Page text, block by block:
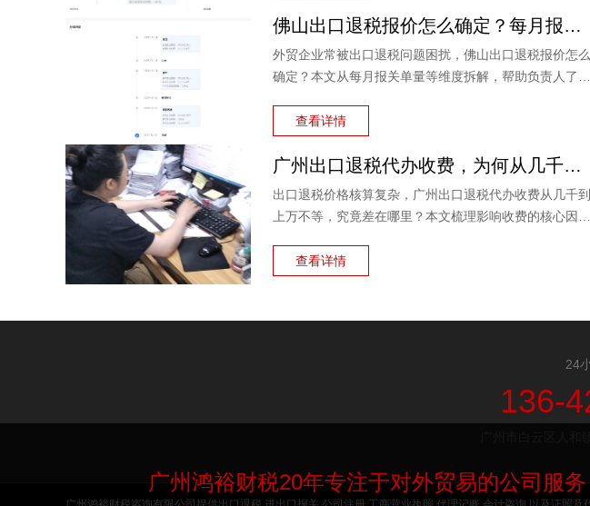
佛山出口退税报价怎么确定？每月报关单量是关键参考因素
外贸企业常被出口退税问题困扰，佛山出口退税报价怎么
确定？本文从每月报关单量等维度拆解，帮助负责人了解
查看详情
广州出口退税代办收费，为何从几千到上万不等？一文读懂
出口退税价格核算复杂，广州出口退税代办收费从几千到
上万不等，究竟差在哪里？本文梳理影响收费的核心因素
查看详情
24
136-
广州鸿裕财税20年专注于对外贸易的公司服